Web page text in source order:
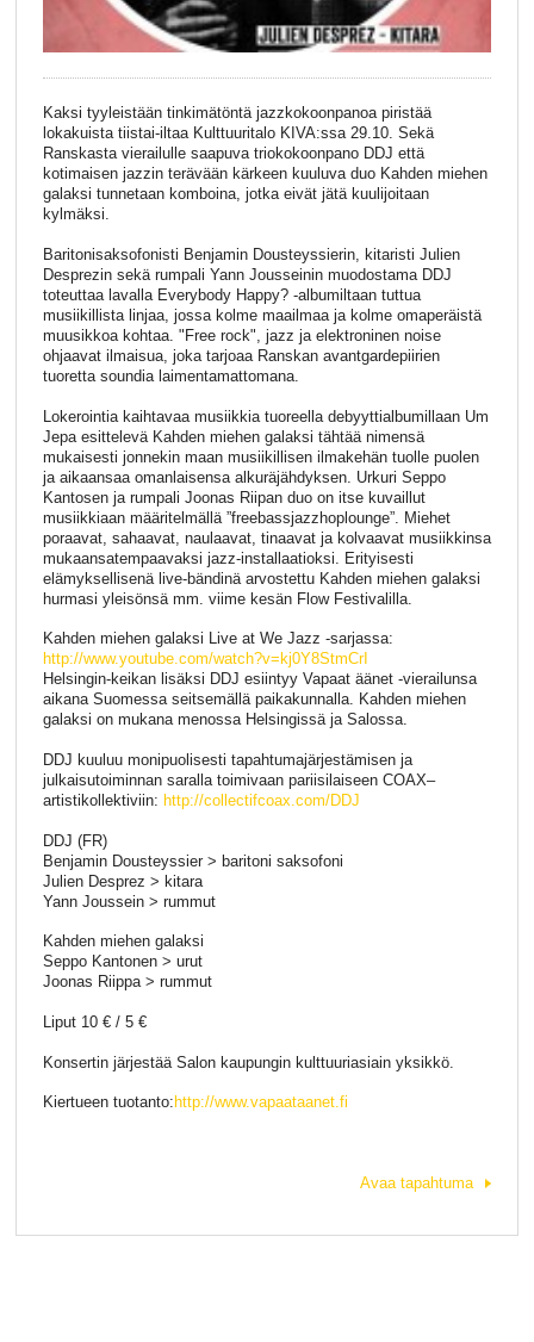
Kaksi tyyleistään tinkimätöntä jazzkokoonpanoa piristää
lokakuista tiistai-iltaa Kulttuuritalo KIVA:ssa 29.10. Sekä
Ranskasta vierailulle saapuva triokokoonpano DDJ että
kotimaisen jazzin terävään kärkeen kuuluva duo Kahden miehen
galaksi tunnetaan komboina, jotka eivät jätä kuulijoitaan
kylmäksi.
Baritonisaksofonisti Benjamin Dousteyssierin, kitaristi Julien
Desprezin sekä rumpali Yann Jousseinin muodostama DDJ
toteuttaa lavalla Everybody Happy? -albumiltaan tuttua
musiikillista linjaa, jossa kolme maailmaa ja kolme omaperäistä
muusikkoa kohtaa. "Free rock", jazz ja elektroninen noise
ohjaavat ilmaisua, joka tarjoaa Ranskan avantgardepiirien
tuoretta soundia laimentamattomana.
Lokerointia kaihtavaa musiikkia tuoreella debyyttialbumillaan Um
Jepa esittelevä Kahden miehen galaksi tähtää nimensä
mukaisesti jonnekin maan musiikillisen ilmakehän tuolle puolen
ja aikaansaa omanlaisensa alkuräjähdyksen. Urkuri Seppo
Kantosen ja rumpali Joonas Riipan duo on itse kuvaillut
musiikkiaan määritelmällä ”freebassjazzhoplounge”. Miehet
poraavat, sahaavat, naulaavat, tinaavat ja kolvaavat musiikkinsa
mukaansatempaavaksi jazz-installaatioksi. Erityisesti
elämyksellisenä live-bändinä arvostettu Kahden miehen galaksi
hurmasi yleisönsä mm. viime kesän Flow Festivalilla.
Kahden miehen galaksi Live at We Jazz -sarjassa:
http://www.youtube.com/watch?v=kj0Y8StmCrI
Helsingin-keikan lisäksi DDJ esiintyy Vapaat äänet -vierailunsa
aikana Suomessa seitsemällä paikakunnalla. Kahden miehen
galaksi on mukana menossa Helsingissä ja Salossa.
DDJ kuuluu monipuolisesti tapahtumajärjestämisen ja
julkaisutoiminnan saralla toimivaan pariisilaiseen COAX–
artistikollektiviin: http://collectifcoax.com/DDJ
DDJ (FR)
Benjamin Dousteyssier > baritoni saksofoni
Julien Desprez > kitara
Yann Joussein > rummut
Kahden miehen galaksi
Seppo Kantonen > urut
Joonas Riippa > rummut
Liput 10 € / 5 €
Konsertin järjestää Salon kaupungin kulttuuriasiain yksikkö.
Kiertueen tuotanto: http://www.vapaataanet.fi
Avaa tapahtuma